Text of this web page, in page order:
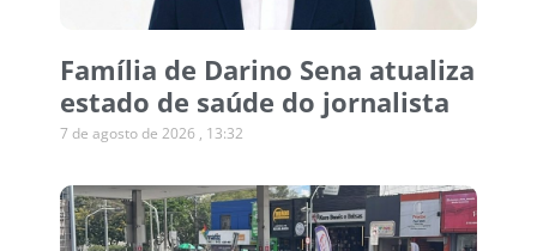
Família de Darino Sena atualiza
estado de saúde do jornalista
7 de agosto de 2026 13:32